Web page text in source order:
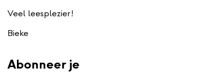
Veel leesplezier!
Bieke
Abonneer je